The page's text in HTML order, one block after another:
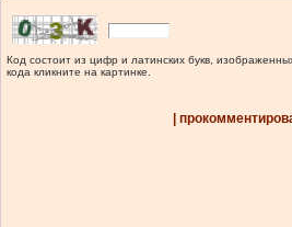
Код состоит из цифр и латинских букв,
кода кликните на картинке.
|